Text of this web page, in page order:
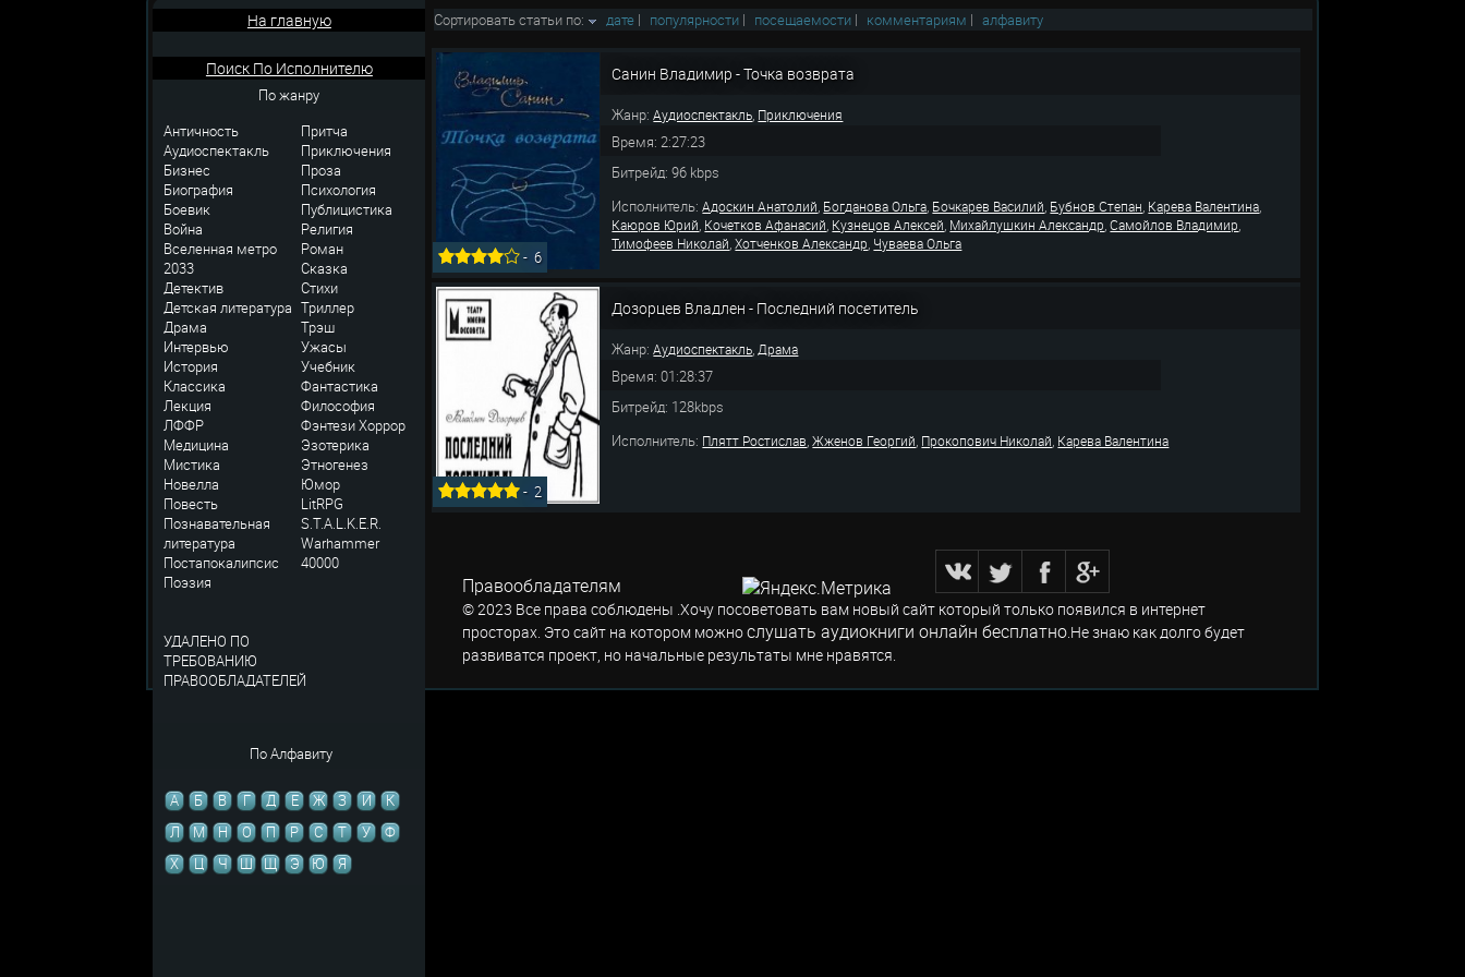
На главную
Поиск По Исполнителю
По жанру
Античность
Аудиоспектакль
Бизнес
Биография
Боевик
Война
Вселенная метро
2033
Детектив
Детская литература
Драма
Интервью
История
Классика
Лекция
ЛФФР
Медицина
Мистика
Новелла
Повесть
Познавательная
литература
Постапокалипсис
Поэзия
УДАЛЕНО ПО
ТРЕБОВАНИЮ
ПРАВООБЛАДАТЕЛЕЙ
Притча
Приключения
Проза
Психология
Публицистика
Религия
Роман
Сказка
Стихи
Триллер
Трэш
Ужасы
Учебник
Фантастика
Философия
ФэнтезиХоррор
Эзотерика
Этногенез
Юмор
LitRPG
S.T.A.L.K.E.R.
Warhammer
40000
По Алфавиту
А Б В Г Д Е Ж З И
К
Л
М Н О П Р С Т У
Ф
Х
Ц Ч Ш Щ Э Ю Я
Сортировать статьи по: дате | популярности | посещаемости | комментариям | алфавиту
-6
Санин Владимир - Точка возврата
Жанр:Аудиоспектакль, Приключения
Время: 2:27:23
Битрейд: 96 kbps
Исполнитель:Адоскин Анатолий, Богданова Ольга, Бочкарев Василий, Бубнов Степан, Карева Валентина,
Каюров Юрий, Кочетков Афанасий, Кузнецов Алексей, Михайлушкин Александр,Самойлов Владимир,
Тимофеев Николай,Хотченков Александр, Чуваева Ольга
-2
Дозорцев Владлен - Последний посетитель
Жанр:Аудиоспектакль,Драма
Время: 01:28:37
Битрейд: 128kbps
Исполнитель: Плятт Ростислав,Жженов Георгий, Прокопович Николай, Карева Валентина
Правообладателям
© 2023 Все права соблюдены .Хочу посоветовать вам новый сайт который только появился в интернет
просторах. Это сайт на котором можнослушать аудиокниги онлайн бесплатно.Не знаю как долго будет
развиватся проект, но начальные результаты мне нравятся.